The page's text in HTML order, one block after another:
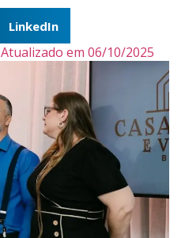
LinkedIn
Atualizado em 06/10/2025